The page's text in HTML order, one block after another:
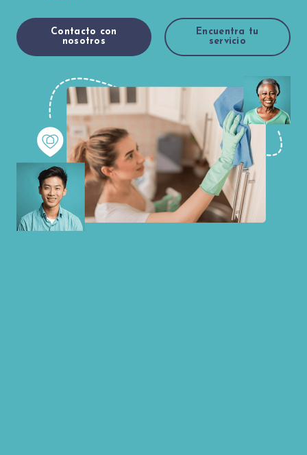
Contacto con
nosotros
Encuentra tu
servicio